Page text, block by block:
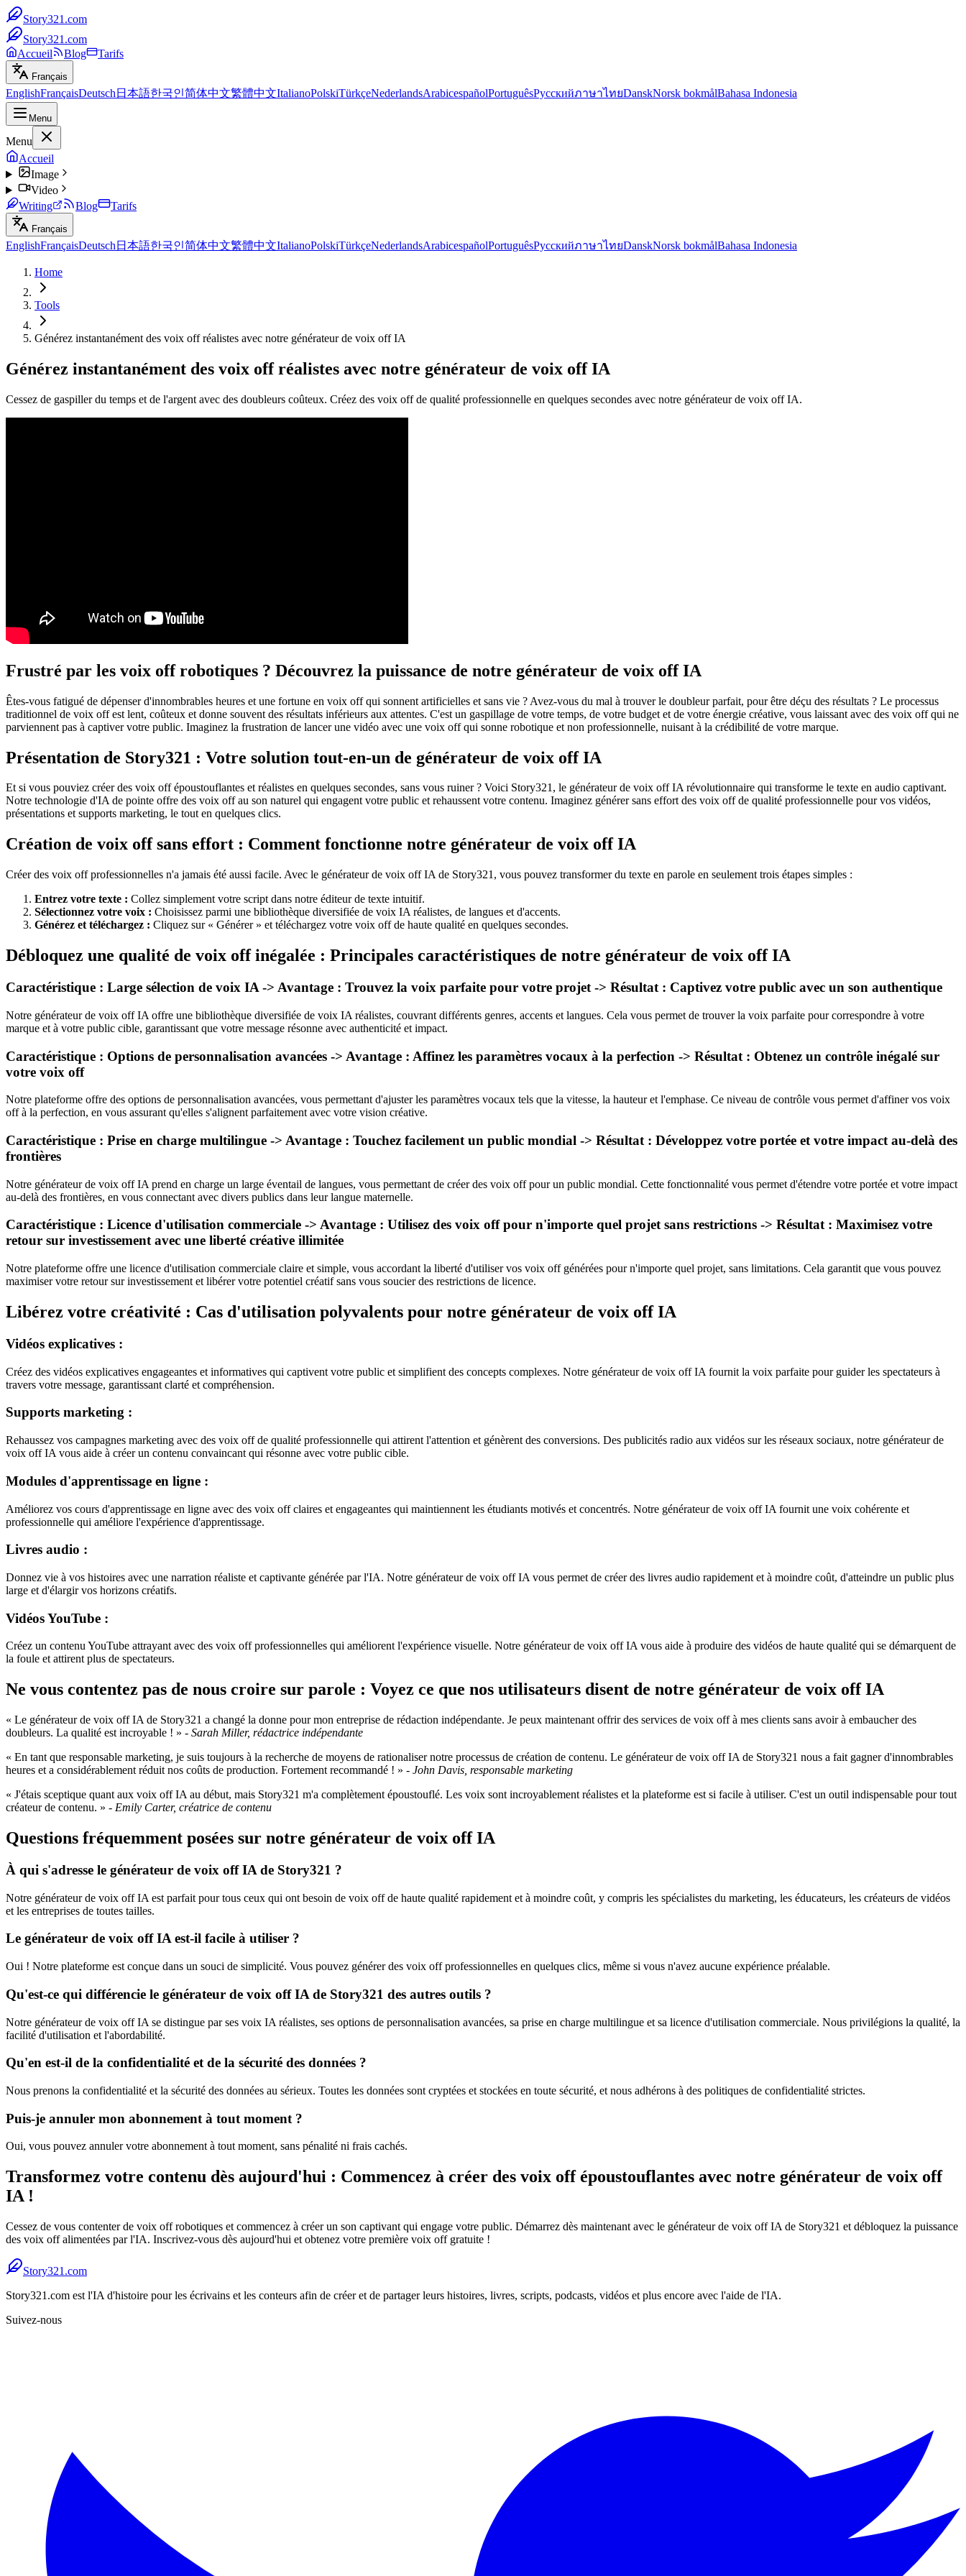
Story321.com
Story321.com
Accueil
Blog Tarifs
Français
EnglishFrançaisDeutsch 日本語한국인简体中文繁體中文ItalianoPolskiTürkçeNederlandsArabicespañolPortuguêsРусскийภาษาไทยDanskNorsk bokmålBahasa Indonesia
Menu
Menu
Accueil
Image
Video
Writing
Blog Tarifs
Français
EnglishFrançaisDeutsch 日本語한국인简体中文繁體中文ItalianoPolskiTürkçeNederlandsArabicespañolPortuguêsРусскийภาษาไทยDanskNorsk bokmålBahasa Indonesia
Home
Tools
Générez instantanément des voix off réalistes avec notre générateur de voix off IA
Générez instantanément des voix off réalistes avec notre générateur de voix off IA
Cessez de gaspiller du temps et de l'argent avec des doubleurs coûteux. Créez des voix off de qualité professionnelle en quelques secondes avec notre générateur de voix off IA.
Frustré par les voix off robotiques ? Découvrez la puissance de notre générateur de voix off IA
Êtes-vous fatigué de dépenser d'innombrables heures et une fortune en voix off qui sonnent artificielles et sans vie ? Avez-vous du mal à trouver le doubleur parfait, pour être déçu des résultats ? Le processus
traditionnel de voix off est lent, coûteux et donne souvent des résultats inférieurs aux attentes. C'est un gaspillage de votre temps, de votre budget et de votre énergie créative, vous laissant avec des voix off qui ne
parviennent pas à captiver votre public. Imaginez la frustration de lancer une vidéo avec une voix off qui sonne robotique et non professionnelle, nuisant à la crédibilité de votre marque.
Présentation de Story321 : Votre solution tout-en-un de générateur de voix off IA
Et si vous pouviez créer des voix off époustouflantes et réalistes en quelques secondes, sans vous ruiner ? Voici Story321, le générateur de voix off IA révolutionnaire qui transforme le texte en audio captivant.
Notre technologie d'IA de pointe offre des voix off au son naturel qui engagent votre public et rehaussent votre contenu. Imaginez générer sans effort des voix off de qualité professionnelle pour vos vidéos,
présentations et supports marketing, le tout en quelques clics.
Création de voix off sans effort : Comment fonctionne notre générateur de voix off IA
Créer des voix off professionnelles n'a jamais été aussi facile. Avec le générateur de voix off IA de Story321, vous pouvez transformer du texte en parole en seulement trois étapes simples :
Entrez votre texte : Collez simplement votre script dans notre éditeur de texte intuitif.
Sélectionnez votre voix : Choisissez parmi une bibliothèque diversifiée de voix IA réalistes, de langues et d'accents.
Générez et téléchargez : Cliquez sur « Générer » et téléchargez votre voix off de haute qualité en quelques secondes.
Débloquez une qualité de voix off inégalée : Principales caractéristiques de notre générateur de voix off IA
Caractéristique : Large sélection de voix IA -> Avantage : Trouvez la voix parfaite pour votre projet -> Résultat : Captivez votre public avec un son authentique
Notre générateur de voix off IA offre une bibliothèque diversifiée de voix IA réalistes, couvrant différents genres, accents et langues. Cela vous permet de trouver la voix parfaite pour correspondre à votre
marque et à votre public cible, garantissant que votre message résonne avec authenticité et impact.
Caractéristique : Options de personnalisation avancées -> Avantage : Affinez les paramètres vocaux à la perfection -> Résultat : Obtenez un contrôle inégalé sur
votre voix off
Notre plateforme offre des options de personnalisation avancées, vous permettant d'ajuster les paramètres vocaux tels que la vitesse, la hauteur et l'emphase. Ce niveau de contrôle vous permet d'affiner vos voix
off à la perfection, en vous assurant qu'elles s'alignent parfaitement avec votre vision créative.
Caractéristique : Prise en charge multilingue -> Avantage : Touchez facilement un public mondial -> Résultat : Développez votre portée et votre impact au-delà des
frontières
Notre générateur de voix off IA prend en charge un large éventail de langues, vous permettant de créer des voix off pour un public mondial. Cette fonctionnalité vous permet d'étendre votre portée et votre impact
au-delà des frontières, en vous connectant avec divers publics dans leur langue maternelle.
Caractéristique : Licence d'utilisation commerciale -> Avantage : Utilisez des voix off pour n'importe quel projet sans restrictions -> Résultat : Maximisez votre
retour sur investissement avec une liberté créative illimitée
Notre plateforme offre une licence d'utilisation commerciale claire et simple, vous accordant la liberté d'utiliser vos voix off générées pour n'importe quel projet, sans limitations. Cela garantit que vous pouvez
maximiser votre retour sur investissement et libérer votre potentiel créatif sans vous soucier des restrictions de licence.
Libérez votre créativité : Cas d'utilisation polyvalents pour notre générateur de voix off IA
Vidéos explicatives :
Créez des vidéos explicatives engageantes et informatives qui captivent votre public et simplifient des concepts complexes. Notre générateur de voix off IA fournit la voix parfaite pour guider les spectateurs à
travers votre message, garantissant clarté et compréhension.
Supports marketing :
Rehaussez vos campagnes marketing avec des voix off de qualité professionnelle qui attirent l'attention et génèrent des conversions. Des publicités radio aux vidéos sur les réseaux sociaux, notre générateur de
voix off IA vous aide à créer un contenu convaincant qui résonne avec votre public cible.
Modules d'apprentissage en ligne :
Améliorez vos cours d'apprentissage en ligne avec des voix off claires et engageantes qui maintiennent les étudiants motivés et concentrés. Notre générateur de voix off IA fournit une voix cohérente et
professionnelle qui améliore l'expérience d'apprentissage.
Livres audio :
Donnez vie à vos histoires avec une narration réaliste et captivante générée par l'IA. Notre générateur de voix off IA vous permet de créer des livres audio rapidement et à moindre coût, d'atteindre un public plus
large et d'élargir vos horizons créatifs.
Vidéos YouTube :
Créez un contenu YouTube attrayant avec des voix off professionnelles qui améliorent l'expérience visuelle. Notre générateur de voix off IA vous aide à produire des vidéos de haute qualité qui se démarquent de
la foule et attirent plus de spectateurs.
Ne vous contentez pas de nous croire sur parole : Voyez ce que nos utilisateurs disent de notre générateur de voix off IA
« Le générateur de voix off IA de Story321 a changé la donne pour mon entreprise de rédaction indépendante. Je peux maintenant offrir des services de voix off à mes clients sans avoir à embaucher des
doubleurs. La qualité est incroyable ! » - Sarah Miller, rédactrice indépendante
« En tant que responsable marketing, je suis toujours à la recherche de moyens de rationaliser notre processus de création de contenu. Le générateur de voix off IA de Story321 nous a fait gagner d'innombrables
heures et a considérablement réduit nos coûts de production. Fortement recommandé ! » - John Davis, responsable marketing
« J'étais sceptique quant aux voix off IA au début, mais Story321 m'a complètement époustouflé. Les voix sont incroyablement réalistes et la plateforme est si facile à utiliser. C'est un outil indispensable pour tout
créateur de contenu. » - Emily Carter, créatrice de contenu
Questions fréquemment posées sur notre générateur de voix off IA
À qui s'adresse le générateur de voix off IA de Story321 ?
Notre générateur de voix off IA est parfait pour tous ceux qui ont besoin de voix off de haute qualité rapidement et à moindre coût, y compris les spécialistes du marketing, les éducateurs, les créateurs de vidéos
et les entreprises de toutes tailles.
Le générateur de voix off IA est-il facile à utiliser ?
Oui ! Notre plateforme est conçue dans un souci de simplicité. Vous pouvez générer des voix off professionnelles en quelques clics, même si vous n'avez aucune expérience préalable.
Qu'est-ce qui différencie le générateur de voix off IA de Story321 des autres outils ?
Notre générateur de voix off IA se distingue par ses voix IA réalistes, ses options de personnalisation avancées, sa prise en charge multilingue et sa licence d'utilisation commerciale. Nous privilégions la qualité, la
facilité d'utilisation et l'abordabilité.
Qu'en est-il de la confidentialité et de la sécurité des données ?
Nous prenons la confidentialité et la sécurité des données au sérieux. Toutes les données sont cryptées et stockées en toute sécurité, et nous adhérons à des politiques de confidentialité strictes.
Puis-je annuler mon abonnement à tout moment ?
Oui, vous pouvez annuler votre abonnement à tout moment, sans pénalité ni frais cachés.
Transformez votre contenu dès aujourd'hui : Commencez à créer des voix off époustouflantes avec notre générateur de voix off
IA !
Cessez de vous contenter de voix off robotiques et commencez à créer un son captivant qui engage votre public. Démarrez dès maintenant avec le générateur de voix off IA de Story321 et débloquez la puissance
des voix off alimentées par l'IA. Inscrivez-vous dès aujourd'hui et obtenez votre première voix off gratuite !
Story321.com
Story321.com est l'IA d'histoire pour les écrivains et les conteurs afin de créer et de partager leurs histoires, livres, scripts, podcasts, vidéos et plus encore avec l'aide de l'IA.
Suivez-nous